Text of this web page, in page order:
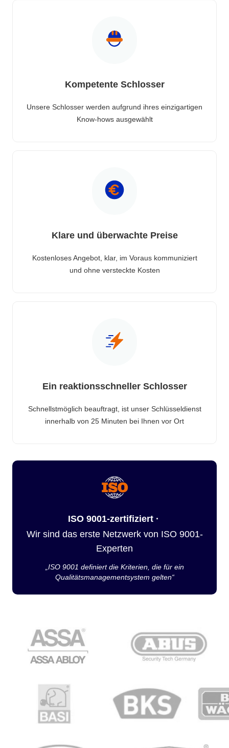
Kompetente Schlosser
Unsere Schlosser werden aufgrund ihres einzigartigen
Know-hows ausgewählt
Klare und überwachte Preise
Kostenloses Angebot, klar, im Voraus kommuniziert
und ohne versteckte Kosten
Ein reaktionsschneller Schlosser
Schnellstmöglich beauftragt, ist unser Schlüsseldienst
innerhalb von 25 Minuten bei Ihnen vor Ort
ISO 9001-zertifiziert ·
Wir sind das erste Netzwerk von ISO 9001-
Experten
„ISO 9001 definiert die Kriterien, die für ein
Qualitätsmanagementsystem gelten“